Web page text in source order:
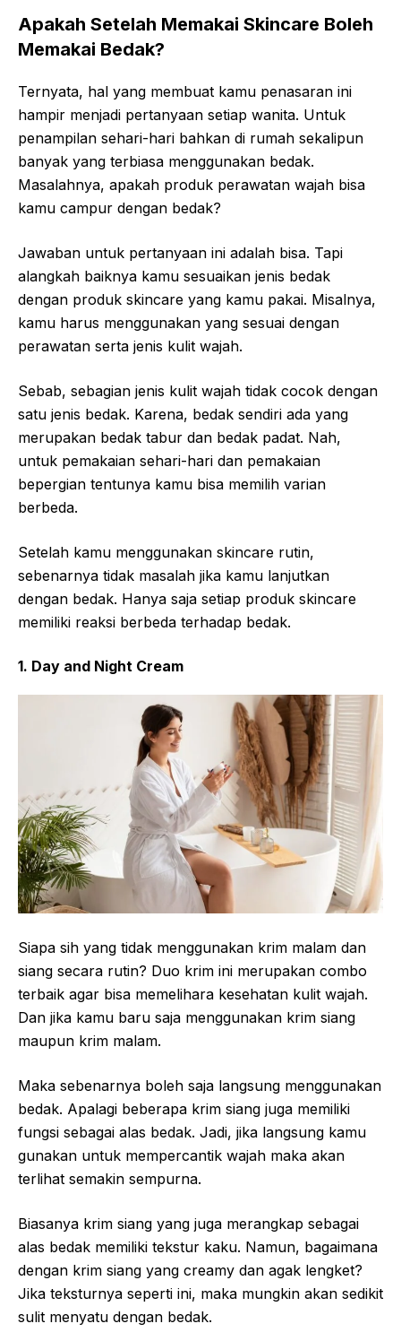
Apakah Setelah Memakai Skincare Boleh
Memakai Bedak?
Ternyata, hal yang membuat kamu penasaran ini
hampir menjadi pertanyaan setiap wanita. Untuk
penampilan sehari-hari bahkan di rumah sekalipun
banyak yang terbiasa menggunakan bedak.
Masalahnya, apakah produk perawatan wajah bisa
kamu campur dengan bedak?
Jawaban untuk pertanyaan ini adalah bisa. Tapi
alangkah baiknya kamu sesuaikan jenis bedak
dengan produk skincare yang kamu pakai. Misalnya,
kamu harus menggunakan yang sesuai dengan
perawatan serta jenis kulit wajah.
Sebab, sebagian jenis kulit wajah tidak cocok dengan
satu jenis bedak. Karena, bedak sendiri ada yang
merupakan bedak tabur dan bedak padat. Nah,
untuk pemakaian sehari-hari dan pemakaian
bepergian tentunya kamu bisa memilih varian
berbeda.
Setelah kamu menggunakan skincare rutin,
sebenarnya tidak masalah jika kamu lanjutkan
dengan bedak. Hanya saja setiap produk skincare
memiliki reaksi berbeda terhadap bedak.
1. Day and Night Cream
Siapa sih yang tidak menggunakan krim malam dan
siang secara rutin? Duo krim ini merupakan combo
terbaik agar bisa memelihara kesehatan kulit wajah.
Dan jika kamu baru saja menggunakan krim siang
maupun krim malam.
Maka sebenarnya boleh saja langsung menggunakan
bedak. Apalagi beberapa krim siang juga memiliki
fungsi sebagai alas bedak. Jadi, jika langsung kamu
gunakan untuk mempercantik wajah maka akan
terlihat semakin sempurna.
Biasanya krim siang yang juga merangkap sebagai
alas bedak memiliki tekstur kaku. Namun, bagaimana
dengan krim siang yang creamy dan agak lengket?
Jika teksturnya seperti ini, maka mungkin akan sedikit
sulit menyatu dengan bedak.